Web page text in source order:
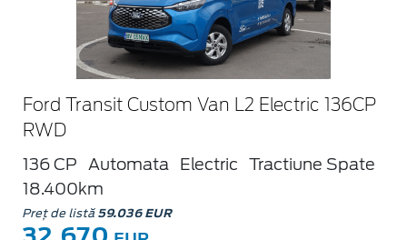
Ford Transit Custom Van L2 Electric 136CP
RWD
136 CP Automata Electric
Tractiune Spate
18.400km
Preț de listă59.036 EUR